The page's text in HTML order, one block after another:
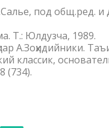
под общ.ред.
Т.: Юлдузча, 1989.
А.Зоҳидийники.
классик,
(734).